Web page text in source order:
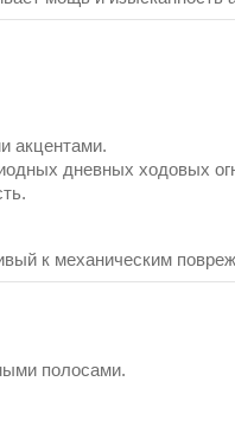
акцентами.
дневных ходовых
к механическим
полосами.